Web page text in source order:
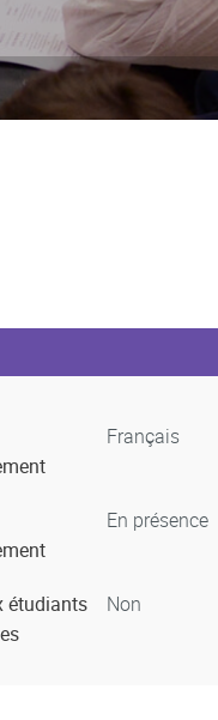
Français
En présence
étudiants
Non